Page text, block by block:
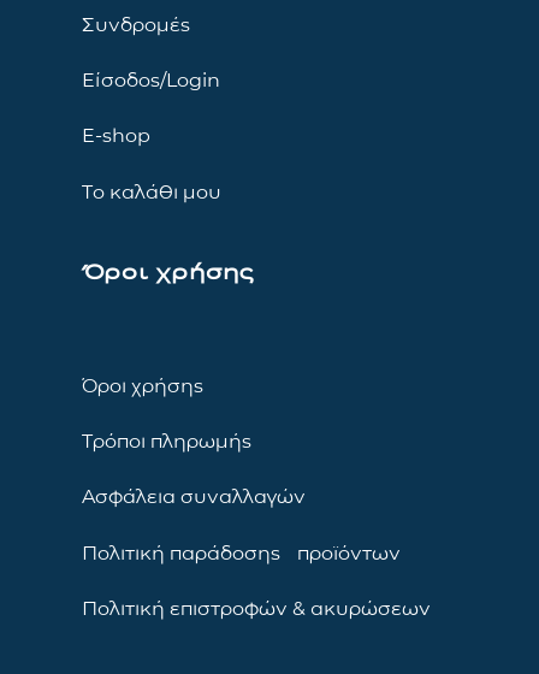
Συνδρομές
Είσοδος/Login
E-shop
Το καλάθι μου
Όροι χρήσης
Όροι χρήσης
Τρόποι πληρωμής
Ασφάλεια συναλλαγών
Πολιτική παράδοσης προϊόντων
Πολιτική επιστροφών & ακυρώσεων